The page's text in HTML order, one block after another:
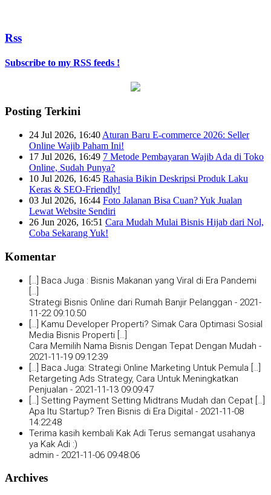
Rss
Subscribe to my RSS feeds !
Posting Terkini
24 Jul 2026, 16:40 Aturan Baru E-commerce 2026: Seller
Online Wajib Paham Ini!
17 Jul 2026, 16:49 7 Metode Pembayaran Wajib Ada di Toko
Online, Sudah Punya?
10 Jul 2026, 16:45 Rahasia Bikin Deskripsi Produk Laku
Keras & SEO-Friendly!
03 Jul 2026, 16:44 Foto Jalanan Bisa Cuan? Yuk Jualan
Lewat Website Sendiri
26 Jun 2026, 16:51 Cara Mudah Mulai Bisnis Hijab dari Nol,
Coba Sekarang Yuk!
Komentar
[…] Baca Juga : Bisnis Makanan yang Viral di Era Pandemi
Strategi Bisnis Online dari Rumah Banjir Pelanggan - 2021-
11-22 09:10:50
[…] Kamu Developer Properti? Simak Cara Optimasi Sosial
Media Bisnis Properti […]
Cara Memilih Nama Bisnis Dengan Tepat Dengan Mudah -
2021-11-19 09:12:39
[…] Baca Juga: Strategi Online Marketing Untuk Pemula […]
Retargeting Ads Strategy, Cara Untuk Meningkatkan
Penjualan - 2021-11-13 09:09:47
[…] Setting Payment Setting Midtrans Mudah dan Cepat […]
Apa Itu Startup? Tren Bisnis di Era Digital - 2021-11-08
14:22:48
Terima kasih kembali Kak Adi Terus semangat usahanya
ya Kak Adi :)
admin - 2021-11-06 09:48:06
Archives